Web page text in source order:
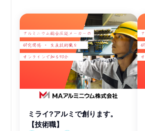
ミライ?アルミで創ります。
【技術職】